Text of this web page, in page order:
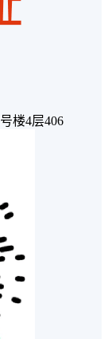
楼4层406